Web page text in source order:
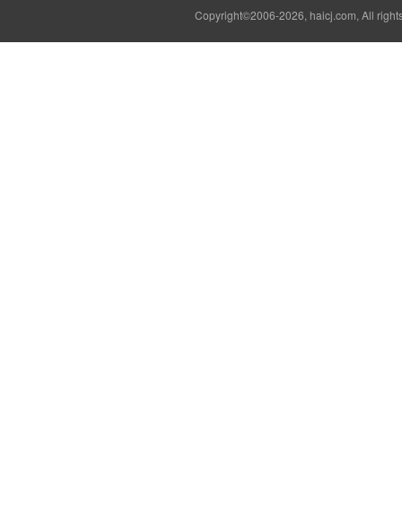
Copyright©2006-2026, haicj.com, All